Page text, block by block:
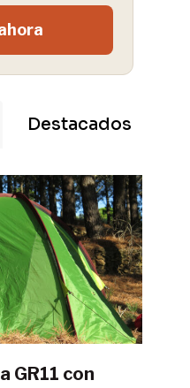
Destacados
GR11 con